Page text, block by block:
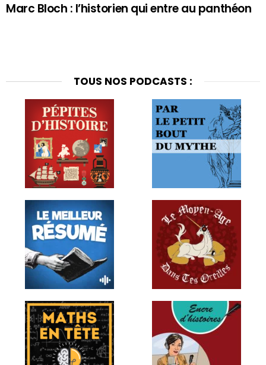
Marc Bloch : l’historien qui entre au panthéon
TOUS NOS PODCASTS :